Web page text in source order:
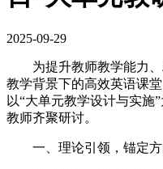
2025-09-29
为提升教师教学能力、
教学背景下的高效英语课
以“大单元教学设计与实施
教师齐聚研讨。
一、理论引领，锚定方